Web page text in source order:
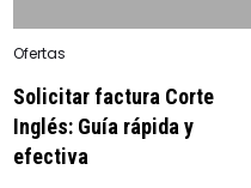
Posted
Ofertas
Solicitar factura Corte
Inglés: Guía rápida y
efectiva